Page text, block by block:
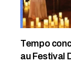
Tempo
au Festival